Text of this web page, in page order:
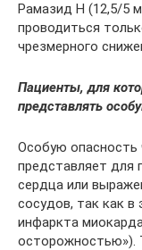
Рамазид Н (12,5/5
проводиться
чрезмерного
Пациенты, для
представлять
Особую опасность
представляет для
сердца или
сосудов, так как в
инфаркта
осторожностью»).